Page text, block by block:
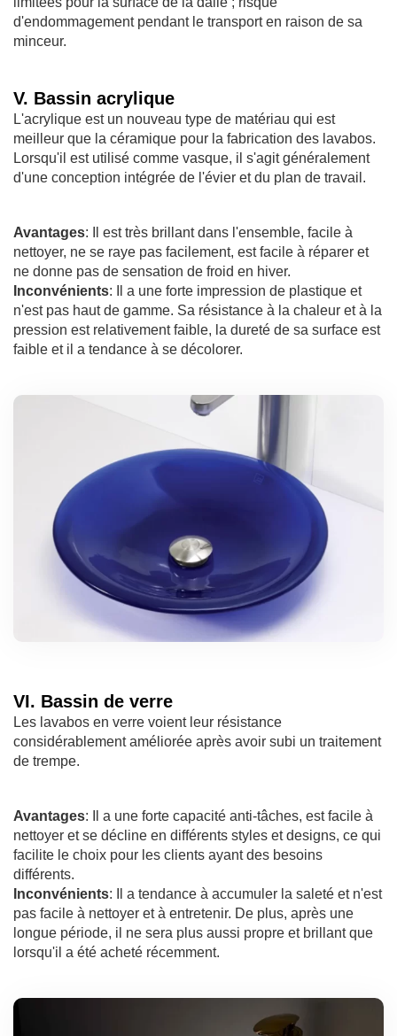
d'endommagement pendant le transport en raison de sa
minceur.
V. Bassin acrylique
L'acrylique est un nouveau type de matériau qui est
meilleur que la céramique pour la fabrication des lavabos.
Lorsqu'il est utilisé comme vasque, il s'agit généralement
d'une conception intégrée de l'évier et du plan de travail.
Avantages: Il est très brillant dans l'ensemble, facile à
nettoyer, ne se raye pas facilement, est facile à réparer et
ne donne pas de sensation de froid en hiver.
Inconvénients: Il a une forte impression de plastique et
n'est pas haut de gamme. Sa résistance à la chaleur et à la
pression est relativement faible, la dureté de sa surface est
faible et il a tendance à se décolorer.
VI. Bassin de verre
Les lavabos en verre voient leur résistance
considérablement améliorée après avoir subi un traitement
de trempe.
Avantages: Il a une forte capacité anti-tâches, est facile à
nettoyer et se décline en différents styles et designs, ce qui
facilite le choix pour les clients ayant des besoins
différents.
Inconvénients: Il a tendance à accumuler la saleté et n'est
pas facile à nettoyer et à entretenir. De plus, après une
longue période, il ne sera plus aussi propre et brillant que
lorsqu'il a été acheté récemment.